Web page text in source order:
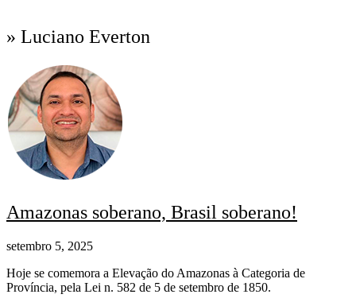
» Luciano Everton
Amazonas soberano, Brasil soberano!
setembro 5, 2025
Hoje se comemora a Elevação do Amazonas à Categoria de
Província, pela Lei n. 582 de 5 de setembro de 1850.